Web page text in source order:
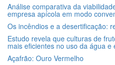
Análise comparativa da
empresa apícola em modo
Os incêndios e a desertificação:
Estudo revela que culturas de
mais eficientes no uso da água e
Açafrão: Ouro Vermelho